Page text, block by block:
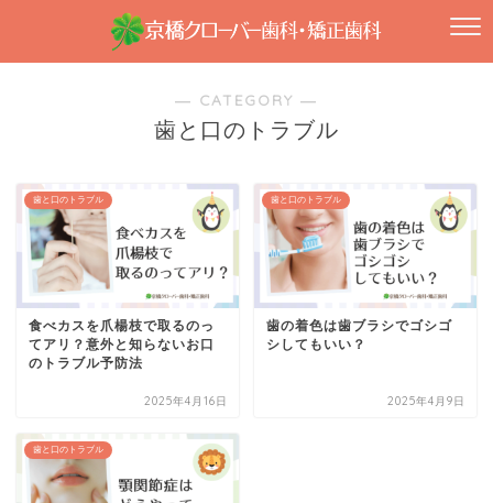
― CATEGORY ―
歯と口のトラブル
歯と口のトラブル
食べカスを爪楊枝で取るのっ
てアリ？意外と知らないお口
のトラブル予防法
2025年4月16日
歯と口のトラブル
歯の着色は歯ブラシでゴシゴ
シしてもいい？
2025年4月9日
歯と口のトラブル